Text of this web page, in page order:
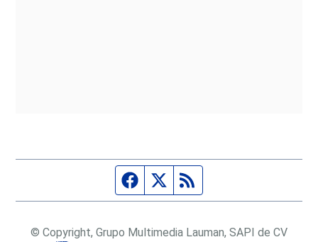
Página de Facebook
Fuente Twitter
© Copyright, Grupo Multimedia Lauman, SAPI de CV